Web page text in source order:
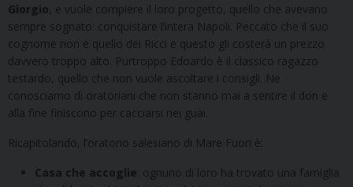
Giorgio, e vuole compiere il loro progetto, quello che avevano
sempre sognato: conquistare l’intera Napoli. Peccato che il suo
cognome non è quello dei Ricci e questo gli costerà un prezzo
davvero troppo alto. Purtroppo Edoardo è il classico ragazzo
testardo, quello che non vuole ascoltare i consigli. Ne
conosciamo di oratoriani che non stanno mai a sentire il don e
alla fine finiscono per cacciarsi nei guai.
Ricapitolando, l’oratorio salesiano di Mare Fuori è:
Casa che accoglie: ognuno di loro ha trovato una famiglia